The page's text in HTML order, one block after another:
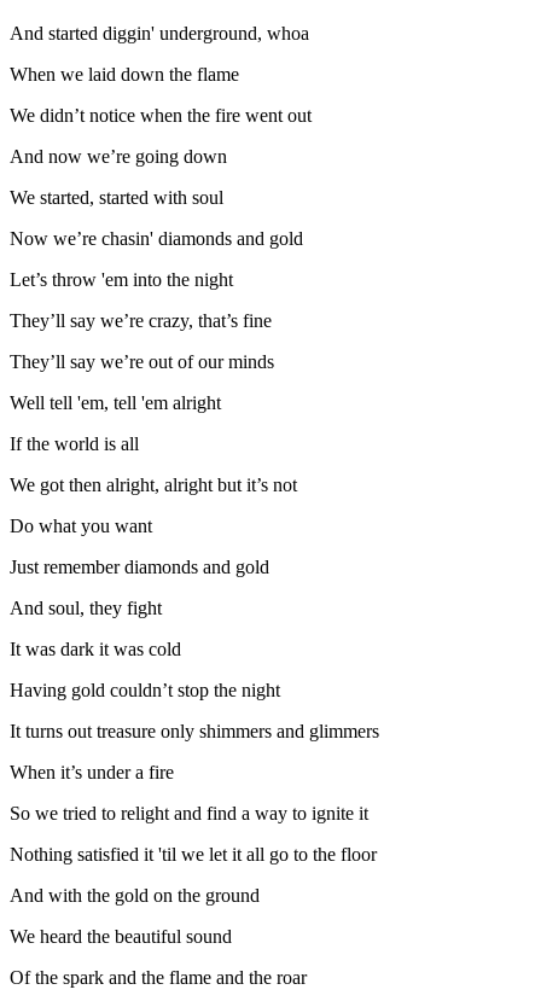
And started diggin' underground, whoa
When we laid down the flame
We didn’t notice when the fire went out
And now we’re going down
We started, started with soul
Now we’re chasin' diamonds and gold
Let’s throw 'em into the night
They’ll say we’re crazy, that’s fine
They’ll say we’re out of our minds
Well tell 'em, tell 'em alright
If the world is all
We got then alright, alright but it’s not
Do what you want
Just remember diamonds and gold
And soul, they fight
It was dark it was cold
Having gold couldn’t stop the night
It turns out treasure only shimmers and glimmers
When it’s under a fire
So we tried to relight and find a way to ignite it
Nothing satisfied it 'til we let it all go to the floor
And with the gold on the ground
We heard the beautiful sound
Of the spark and the flame and the roar